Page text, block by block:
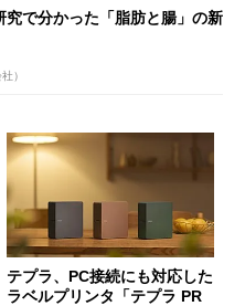
究で分かった「脂肪と腸」の新
）
テプラ、PC接続にも対応した
ラベルプリンタ「テプラ PR